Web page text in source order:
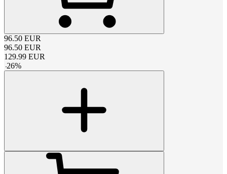
96.50 EUR
96.50 EUR
129.99 EUR
-26%